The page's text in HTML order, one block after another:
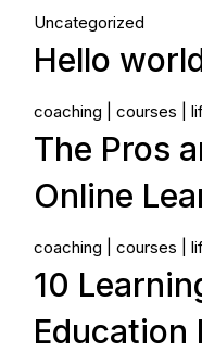
Uncategorized
Hello
coaching courses
The Pros
Online
coaching courses
10
Education